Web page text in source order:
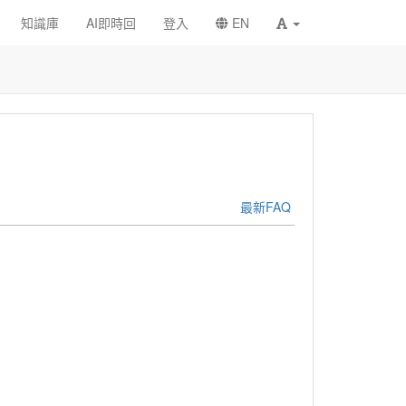
知識庫 AI即時回 登入 EN
最新FAQ